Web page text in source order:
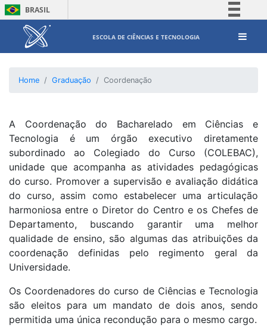
BRASIL
ESCOLA DE CIÊNCIAS E TECNOLOGIA
Home Graduação Coordenação
A Coordenação do Bacharelado em Ciências e
Tecnologia é um órgão executivo diretamente
subordinado ao Colegiado do Curso (COLEBAC),
unidade que acompanha as atividades pedagógicas
do curso. Promover a supervisão e avaliação didática
do curso, assim como estabelecer uma articulação
harmoniosa entre o Diretor do Centro e os Chefes de
Departamento, buscando garantir uma melhor
qualidade de ensino, são algumas das atribuições da
coordenação definidas pelo regimento geral da
Universidade.
Os Coordenadores do curso de Ciências e Tecnologia
são eleitos para um mandato de dois anos, sendo
permitida uma única recondução para o mesmo cargo.